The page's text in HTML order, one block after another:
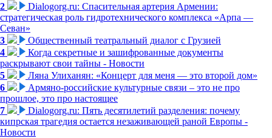
2
Dialogorg.ru: Спасительная артерия Армении:
стратегическая роль гидротехнического комплекса «Арпа —
Севан»
3
Общественный театральный диалог с Грузией
4
Когда секретные и зашифрованные документы
раскрывают свои тайны - Новости
5
Ляна Улиханян: «Концерт для меня — это второй дом»
6
Армяно-российские культурные связи – это не про
прошлое, это про настоящее
7
Dialogorg.ru: Пять десятилетий разделения: почему
кипрская трагедия остается незаживающей раной Европы -
Новости